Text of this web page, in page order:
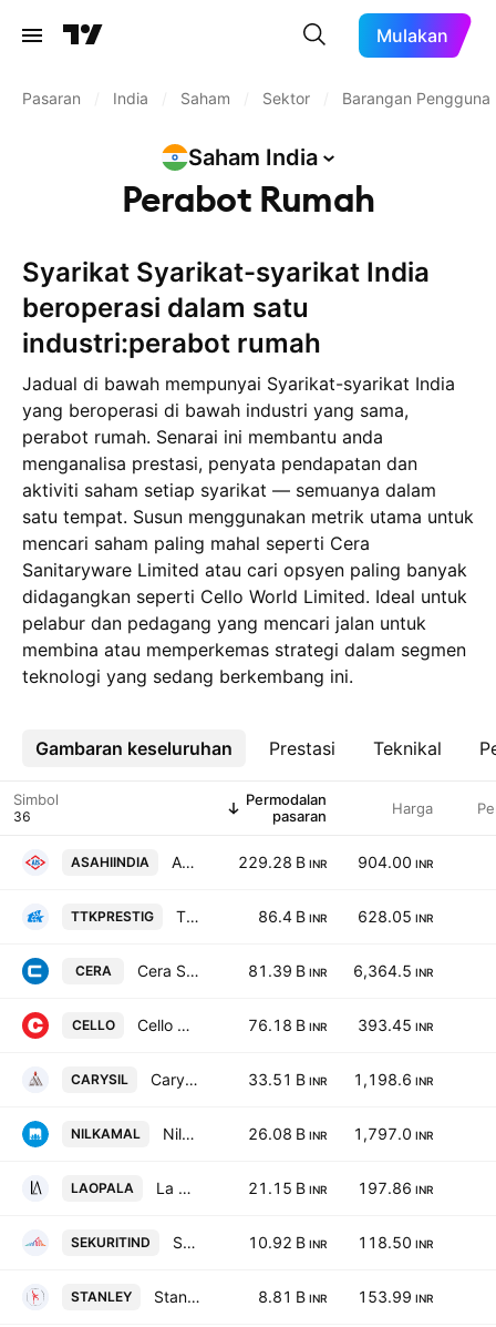
Mulakan
Pasaran India Saham Sektor Barangan Pengguna
Saham India
Perabot Rumah
Syarikat Syarikat-syarikat India
beroperasi dalam satu
industri:perabot rumah
Jadual di bawah mempunyai Syarikat-syarikat India
yang beroperasi di bawah industri yang sama,
perabot rumah. Senarai ini membantu anda
menganalisa prestasi, penyata pendapatan dan
aktiviti saham setiap syarikat — semuanya dalam
satu tempat. Susun menggunakan metrik utama untuk
mencari saham paling mahal seperti Cera
Sanitaryware Limited atau cari opsyen paling banyak
didagangkan seperti Cello World Limited. Ideal untuk
pelabur dan pedagang yang mencari jalan untuk
membina atau memperkemas strategi dalam segmen
teknologi yang sedang berkembang ini.
Gambaran keseluruhan Prestasi Teknikal
Lebih
Simbol
Permodalan
pasaran
Harga
ASAHIINDIA Asahi India Glass Limited 229.28 B INR 904.00 INR
TTKPRESTIG TTK Prestige Limited 86.4 B INR 628.05 INR
CERA Cera Sanitaryware Limited 81.39 B INR 6,364.5 INR
CELLO Cello World Limited 76.18 B INR 393.45 INR
CARYSIL Carysil Limited 33.51 B INR 1,198.6 INR
NILKAMAL Nilkamal Limited 26.08 B INR 1,797.0 INR
LAOPALA La Opala RG Ltd. 21.15 B INR 197.86 INR
SEKURITIND Saint-Gobain Sekurit India Ltd. 10.92 B INR 118.50 INR
STANLEY Stanley Lifestyles Ltd. 8.81 B INR 153.99 INR